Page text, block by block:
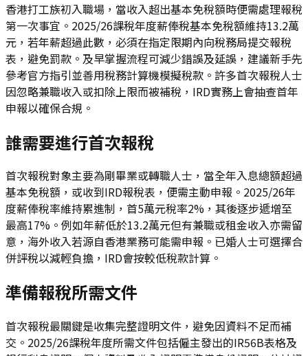
香港打工族初入職場，當收入超出基本免稅額時便需處理報稅
第一次事宜。2025/26課稅年度薪俸稅基本免稅額維持13.2萬
元，若年薪超過此數，必須在指定限期內向稅務局提交報稅
表，避免罰款。及早掌握流程可減少錯誤及延誤，建議新手先
參考官方指引並善用稅務計算機模擬稅款。許多首次報稅人士
因忽略兼職收入或扣除上限而被補稅，IRD實務上會抽查首年
申報以確保合規。
誰需要進行首次報稅
首次報稅對象主要為剛畢業或轉職人士，當全年入息總額超過
基本免稅額，或收到IRD報稅表，便需主動申報。2025/26年
度薪俸稅率維持累進制，首5萬元稅率2%，其後逐步遞增至
最高17%。例如年薪低於13.2萬元但有兼職或租金收入亦需留
意，海外收入若源自香港業務可能需申報。已婚人士可選擇合
併評稅以減輕負擔，IRD會按較低稅款計算。
準備報稅所需文件
首次報稅最關鍵是收集完整證明文件，避免因資料不足而補
交。2025/26課稅年度所需文件包括僱主發出的IR56B表格及